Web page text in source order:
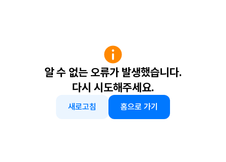
알 수 없는 오류가 발생했습니다.
다시 시도해주세요.
새로고침 홈으로 가기